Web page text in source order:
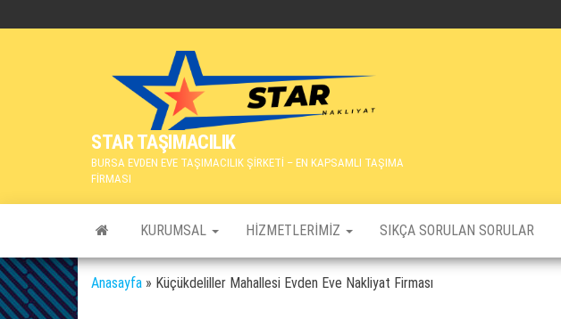
STAR TAŞIMACILIK
BURSA EVDEN EVE TAŞIMACILIK ŞİRKETİ – EN KAPSAMLI TAŞIMA
FİRMASI
KURUMSAL HIZMETLERIMIZ SIKÇA SORULAN SORULAR
Anasayfa » Küçükdeliller Mahallesi Evden Eve Nakliyat Firması